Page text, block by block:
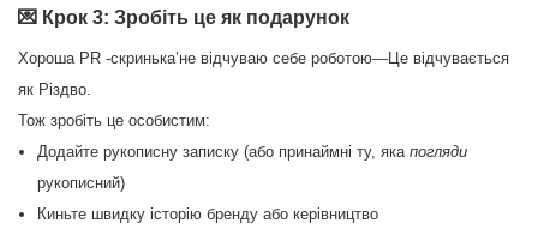
💌 Крок 3: Зробіть це як подарунок
Хороша PR -скринька’не відчуваю себе роботою—Це відчувається
як Різдво.
Тож зробіть це особистим:
Додайте рукописну записку (або принаймні ту, яка погляди
рукописний)
Киньте швидку історію бренду або керівництво